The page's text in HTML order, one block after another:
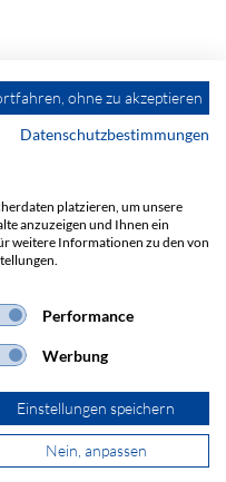
6
ohne zu akzeptieren
Datenschutzbestimmungen
platzieren, um unsere
anzuzeigen und Ihnen ein
weitere Informationen zu den von
Performance
Werbung
Einstellungen speichern
Nein, anpassen